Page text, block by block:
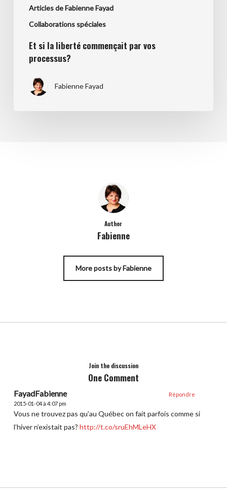
Articles de Fabienne Fayad
Collaborations spéciales
Et si la liberté commençait par vos
processus?
Fabienne Fayad
Author
Fabienne
More posts by Fabienne
Join the discussion
One Comment
FayadFabienne
2015-01-04 à 4:07 pm
Vous ne trouvez pas qu’au Québec on fait parfois comme si
l’hiver n’existait pas? http://t.co/sruEhMLeHX
Répondre